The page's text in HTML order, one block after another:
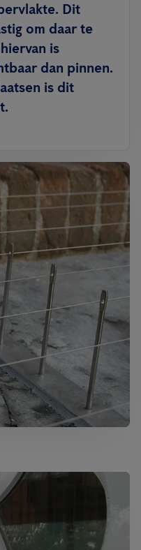
Dit
om daar te
is
dan pinnen.
is dit